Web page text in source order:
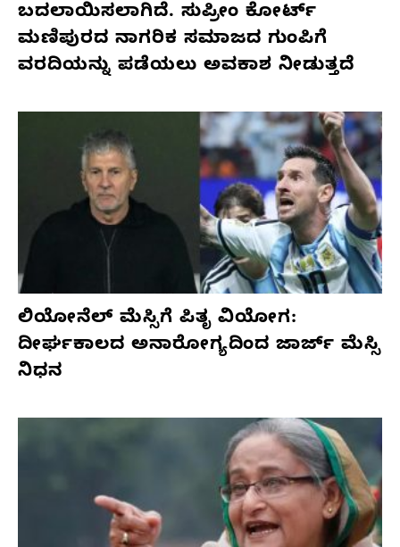
ಬದಲಾಯಿಸಲಾಗಿದೆ. ಸುಪ್ರೀಂ ಕೋರ್ಟ್
ಮಣಿಪುರದ ನಾಗರಿಕ ಸಮಾಜದ ಗುಂಪಿಗೆ
ವರದಿಯನ್ನು ಪಡೆಯಲು ಅವಕಾಶ ನೀಡುತ್ತದೆ
ಲಿಯೋನೆಲ್ ಮೆಸ್ಸಿಗೆ ಪಿತೃ ವಿಯೋಗ:
ದೀರ್ಘಕಾಲದ ಅನಾರೋಗ್ಯದಿಂದ ಜಾರ್ಜ್ ಮೆಸ್ಸಿ
ನಿಧನ